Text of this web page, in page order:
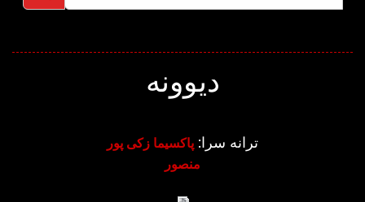
دیوونه
ترانه سرا: پاکسیما زکی پور
منصور